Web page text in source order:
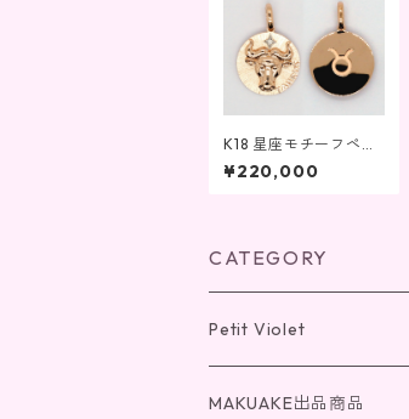
K18 星座モチーフペン
ダントトップ 牡牛座
¥220,000
CATEGORY
Petit Violet
チェーン(K18)
MAKUAKE出品商品